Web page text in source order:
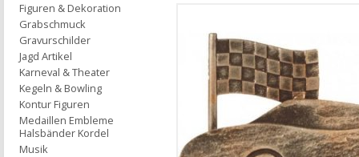
Figuren & Dekoration
Grabschmuck
Gravurschilder
Jagd Artikel
Karneval & Theater
Kegeln & Bowling
Kontur Figuren
Medaillen Embleme
Halsbänder Kordel
Musik